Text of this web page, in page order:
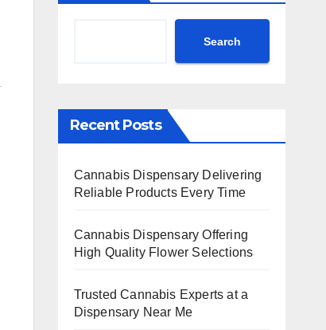
Search
Recent Posts
Cannabis Dispensary Delivering
Reliable Products Every Time
Cannabis Dispensary Offering
High Quality Flower Selections
Trusted Cannabis Experts at a
Dispensary Near Me